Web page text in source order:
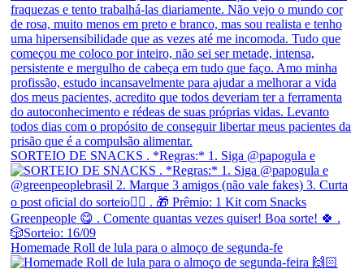
SORTEIO DE SNACKS . *Regras:* 1. Siga @papogula e
Homemade Roll de lula para o almoço de segunda-fe